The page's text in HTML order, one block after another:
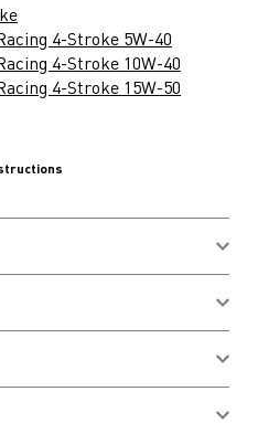
4-Stroke 5W-40
4-Stroke 10W-40
4-Stroke 15W-50